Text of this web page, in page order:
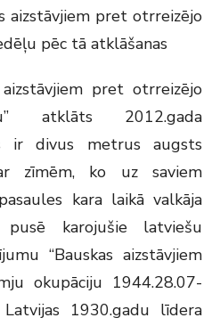
aizstāvjiem pret otrreizējo
atklāts 2012.gada
ir divus metrus augsts
zīmēm, ko uz saviem
kara laikā valkāja
karojušie latviešu
“Bauskas aizstāvjiem
okupāciju 1944.28.07-
1930.gadu līdera